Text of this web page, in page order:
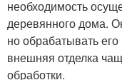
необходимость
деревянного дома.
но обрабатывать
внешняя отделка
обработки.